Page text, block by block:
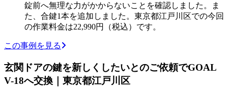
錠前へ無理な力がかからないことを確認しました。ま
た、合鍵1本を追加しました。東京都江戸川区での今回
の作業料金は22,990円（税込）です。
この事例を見る
玄関ドアの鍵を新しくしたいとのご依頼でGOAL
V-18へ交換｜東京都江戸川区